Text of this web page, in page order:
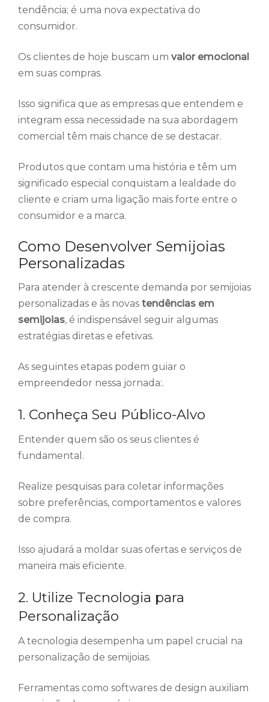
tendência; é uma nova expectativa do
consumidor.
Os clientes de hoje buscam um valor emocional
em suas compras.
Isso significa que as empresas que entendem e
integram essa necessidade na sua abordagem
comercial têm mais chance de se destacar.
Produtos que contam uma história e têm um
significado especial conquistam a lealdade do
cliente e criam uma ligação mais forte entre o
consumidor e a marca.
Como Desenvolver Semijoias
Personalizadas
Para atender à crescente demanda por semijoias
personalizadas e às novas tendências em
semijoias, é indispensável seguir algumas
estratégias diretas e efetivas.
As seguintes etapas podem guiar o
empreendedor nessa jornada:.
1. Conheça Seu Público-Alvo
Entender quem são os seus clientes é
fundamental.
Realize pesquisas para coletar informações
sobre preferências, comportamentos e valores
de compra.
Isso ajudará a moldar suas ofertas e serviços de
maneira mais eficiente.
2. Utilize Tecnologia para
Personalização
A tecnologia desempenha um papel crucial na
personalização de semijoias.
Ferramentas como softwares de design auxiliam